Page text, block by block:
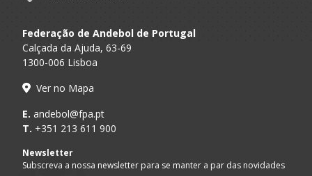
Federação de Andebol de Portugal
Calçada da Ajuda, 63-69
1300-006 Lisboa
Ver no Mapa
E. andebol@fpa.pt
T. +351 213 611 900
Newsletter
Subscreva a nossa newsletter para se manter a par das novidades